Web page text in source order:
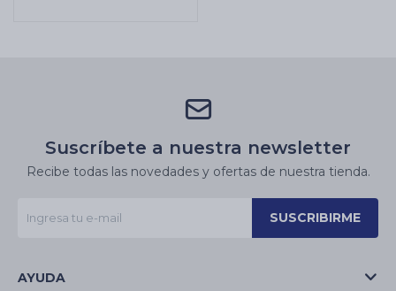
Suscríbete a nuestra newsletter
Recibe todas las novedades y ofertas de nuestra tienda.
SUSCRIBIRME
AYUDA